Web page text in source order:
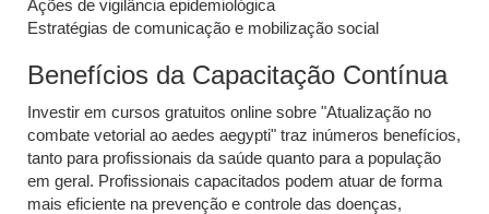
Ações de vigilância epidemiológica
Estratégias de comunicação e mobilização social
Benefícios da Capacitação Contínua
Investir em cursos gratuitos online sobre "Atualização no
combate vetorial ao aedes aegypti" traz inúmeros benefícios,
tanto para profissionais da saúde quanto para a população
em geral. Profissionais capacitados podem atuar de forma
mais eficiente na prevenção e controle das doenças,